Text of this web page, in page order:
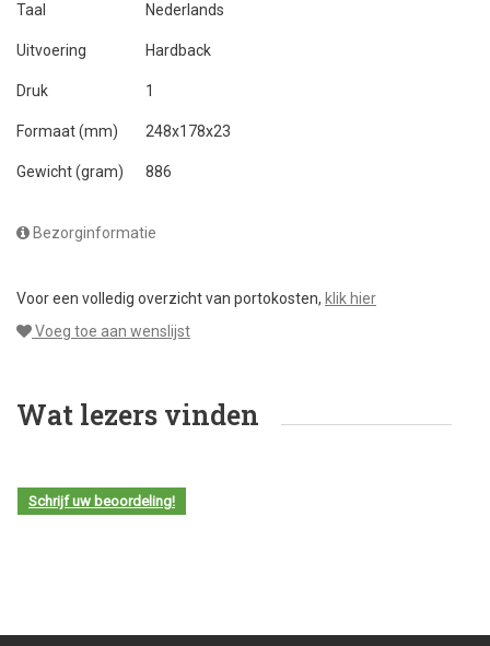
Taal Nederlands
Uitvoering Hardback
Druk 1
Formaat (mm) 248x178x23
Gewicht (gram) 886
Bezorginformatie
Voor een volledig overzicht van portokosten, klik hier
Voeg toe aan wenslijst
Wat lezers vinden
Schrijf uw beoordeling!